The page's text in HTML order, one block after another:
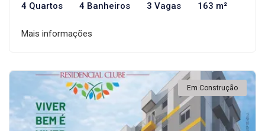
4 Quartos 4 Banheiros 3 Vagas 163 m²
Mais informações
Em Construção